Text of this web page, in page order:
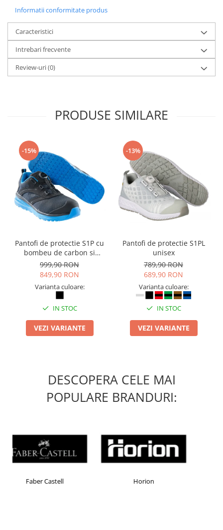
Informatii conformitate produs
Caracteristici
Intrebari frecvente
Review-uri(0)
PRODUSE SIMILARE
-15%
Pantofi de protectie S1P cu
bombeu de carbon si
inchidere BOAÂ® Fit
999,90 RON
849,90 RON
Varianta culoare:
IN STOC
VEZI VARIANTE
-13%
Pantofi de protectie S1PL
unisex
789,90 RON
689,90 RON
Varianta culoare:
IN STOC
VEZI VARIANTE
DESCOPERA CELE MAI
POPULARE BRANDURI:
Horion Kensington